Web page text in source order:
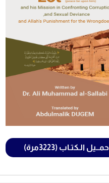
حمــيل الـكتـاب (3223مرة)